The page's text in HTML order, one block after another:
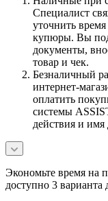
Специалист
уточнить
купюры. Вы
документы,
товар и чек.
Безналичный
интернет-
оплатить
системы
действия и имя
Экономьте время на
доступно 3 варианта